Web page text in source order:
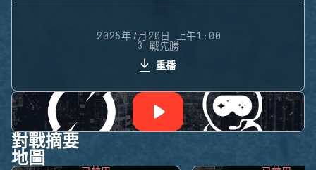
2025年7月20日 上午1:00
3 戰先勝
重播
對戰摘要
地圖